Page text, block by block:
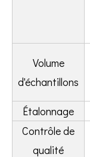
Volume
d'échantillons
Étalonnage
Contrôle de
qualité